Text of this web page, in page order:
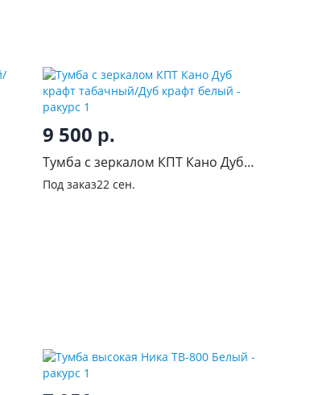
9 500 р.
Тумба с зеркалом КПТ Кано Дуб
крафт табачный/Дуб крафт белый
Под заказ22 сен.